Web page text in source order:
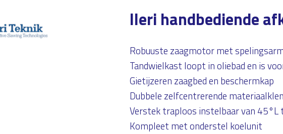
Ileri handbediende
Robuuste zaagmotor met
Tandwielkast loopt in oliebad en is
Gietijzeren zaagbed en beschermkap
Dubbele zelfcentrerende
Verstek traploos instelbaar van
Kompleet met onderstel koelunit